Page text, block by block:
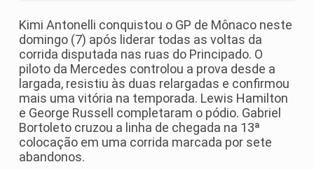
Kimi Antonelli conquistou o GP de Mônaco neste
domingo (7) após liderar todas as voltas da
corrida disputada nas ruas do Principado. O
piloto da Mercedes controlou a prova desde a
largada, resistiu às duas relargadas e confirmou
mais uma vitória na temporada. Lewis Hamilton
e George Russell completaram o pódio. Gabriel
Bortoleto cruzou a linha de chegada na 13ª
colocação em uma corrida marcada por sete
abandonos.